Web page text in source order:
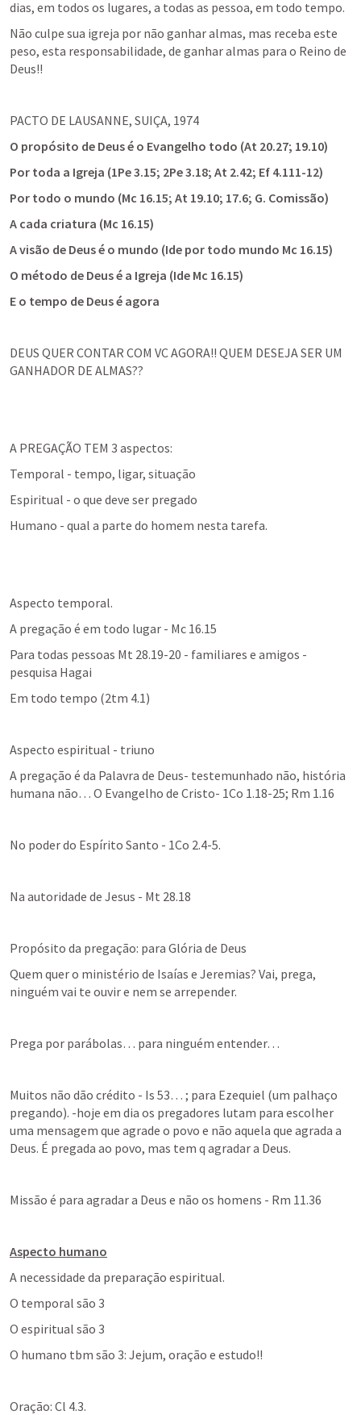
dias, em todos os lugares, a todas as pessoa, em todo tempo.
Não culpe sua igreja por não ganhar almas, mas receba este
peso, esta responsabilidade, de ganhar almas para o Reino de
Deus!!
PACTO DE LAUSANNE, SUIÇA, 1974
O propósito de Deus é o Evangelho todo (At 20.27; 19.10)
Por toda a Igreja (1Pe 3.15; 2Pe 3.18; At 2.42; Ef 4.111-12)
Por todo o mundo (Mc 16.15; At 19.10; 17.6; G. Comissão)
A cada criatura (Mc 16.15)
A visão de Deus é o mundo (Ide por todo mundo Mc 16.15)
O método de Deus é a Igreja (Ide Mc 16.15)
E o tempo de Deus é agora
DEUS QUER CONTAR COM VC AGORA!! QUEM DESEJA SER UM
GANHADOR DE ALMAS??
A PREGAÇÃO TEM 3 aspectos:
Temporal - tempo, ligar, situação
Espiritual - o que deve ser pregado
Humano - qual a parte do homem nesta tarefa.
A pregação é em todo lugar - Mc 16.15
Para todas pessoas Mt 28.19-20 - familiares e amigos -
pesquisa Hagai
Em todo tempo (2tm 4.1)
A pregação é da Palavra de Deus- testemunhado não, história
humana não… O Evangelho de Cristo- 1Co 1.18-25; Rm 1.16
No poder do Espírito Santo - 1Co 2.4-5.
Na autoridade de Jesus - Mt 28.18
Propósito da pregação: para Glória de Deus
Quem quer o ministério de Isaías e Jeremias? Vai, prega,
ninguém vai te ouvir e nem se arrepender.
Prega por parábolas… para ninguém entender…
Muitos não dão crédito - Is 53… ; para Ezequiel (um palhaço
pregando). -hoje em dia os pregadores lutam para escolher
uma mensagem que agrade o povo e não aquela que agrada a
Deus. É pregada ao povo, mas tem q agradar a Deus.
Missão é para agradar a Deus e não os homens - Rm 11.36
Aspecto humano
A necessidade da preparação espiritual.
O temporal são 3
O espiritual são 3
O humano tbm são 3: Jejum, oração e estudo!!
Oração: Cl 4.3.